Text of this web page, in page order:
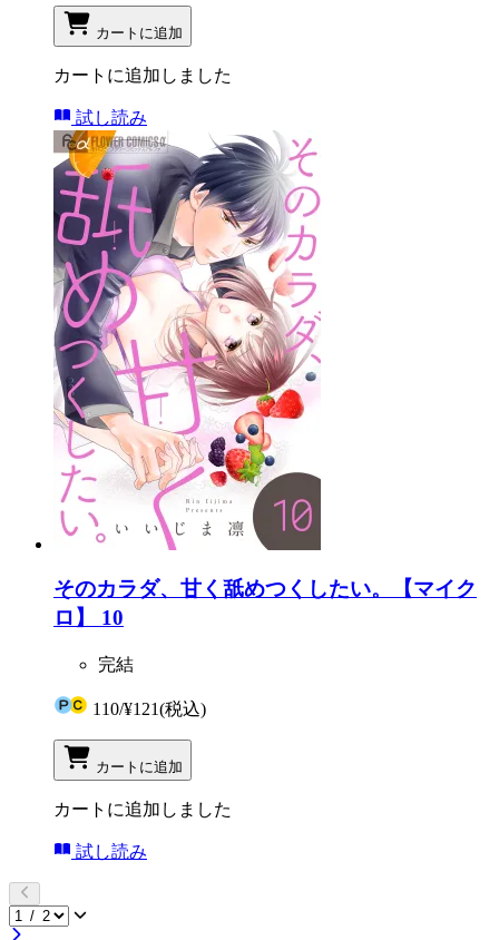
カートに追加
カートに追加しました
試し読み
そのカラダ、甘く舐めつくしたい。【マイク
ロ】 10
完結
110/¥121(税込)
カートに追加
カートに追加しました
試し読み